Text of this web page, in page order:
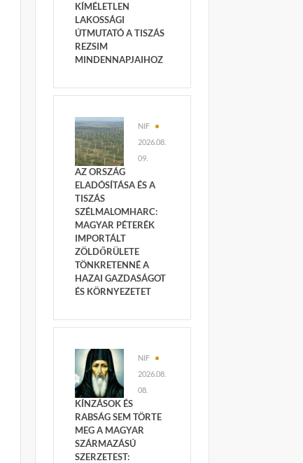
KÍMÉLETLEN
LAKOSSÁGI
ÚTMUTATÓ A TISZÁS
REZSIM
MINDENNAPJAIHOZ
NIF
2026.08.
09.
AZ ORSZÁG
ELADÓSÍTÁSA ÉS A
TISZÁS
SZÉLMALOMHARC:
MAGYAR PÉTERÉK
IMPORTÁLT
ZÖLDŐRÜLETE
TÖNKRETENNÉ A
HAZAI GAZDASÁGOT
ÉS KÖRNYEZETET
NIF
2026.08.
08.
KÍNZÁSOK ÉS
RABSÁG SEM TÖRTE
MEG A MAGYAR
SZÁRMAZÁSÚ
SZERZETEST: